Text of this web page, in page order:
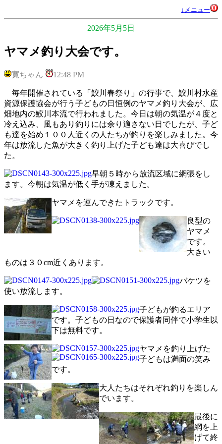
↓メニュー
2026年5月5日
ヤマメ釣り大会です。
寛ちゃん 12:48 PM
毎年開催されている「鮫川春祭り」の行事で、鮫川村水産
資源保護協会が行う子どもの日恒例のヤマメ釣り大会が、広
畑地内の鮫川本流で行われました。今日は朝の気温が４度と
冷え込み、風もあり釣りには余り適さない日でしたが、子ど
も達を始め１００人近くの人たちが釣りを楽しみました。今
年は放流した魚が大きく釣り上げた子ども達は大喜びでし
た。
早朝５時から放流区域に網張をし
ます。今朝は気温が低く手が凍えました。
ヤマメを運んできたトラックです。
良型の
ヤマメ
です。
大きい
ものは３０cm近くあります。
バケツを
使い放流します。
子どもが釣るエリア
です。子どもの日なので保護者同伴で小学生以
下は無料です。
ヤマメを釣り上げた
子どもは満面の笑み
です。
大人たちはそれぞれ釣りを楽しん
でいます。
最後に
網を上
げて終